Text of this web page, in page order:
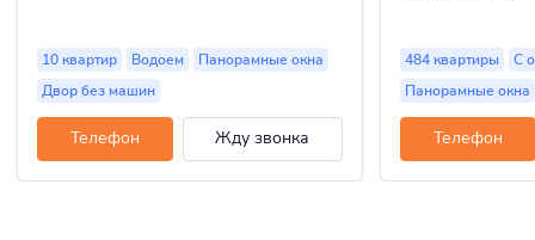
10 квартир Водоем
Панорамные окна
Двор без машин
Телефон Жду звонка
484 квартиры
С
Панорамные окна
Телефон